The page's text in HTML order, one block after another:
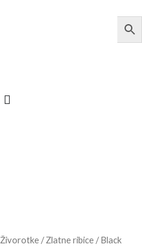
Živorotke /Zlatne ribice / Black